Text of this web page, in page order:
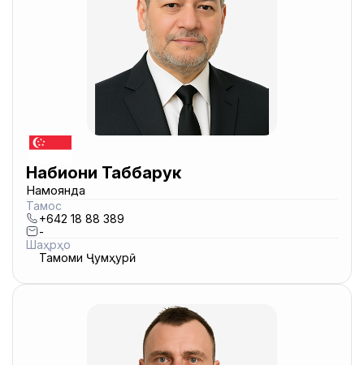
Набиҷони Таббарук
Намоянда
Тамос
+642 18 88 389
-
Шаҳрҳо
Тамоми Ҷумҳурӣ